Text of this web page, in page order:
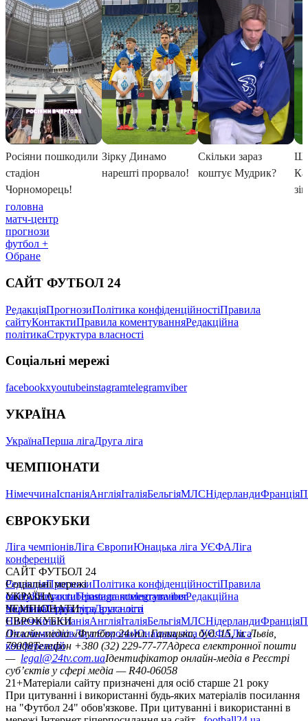
головна
матч-центр
прогнози
футбол +
Обране
САЙТ ФУТБОЛ 24
РедакціяПрогнозиПолітика конфіденційностіПравила
сайтуКонтактиПравила коментуванняРедакційна
політикаСтруктура власності
Соціальні мережі
facebookxyoutubeinstagramtelegramviber
УКРАЇНА
УкраїнаПерша лігаДруга ліга
ЧЕМПІОНАТИ
НімеччинаІспаніяАнгліяІталіяБельгіяМЛСНідерландиФранція
ЄВРОКУБКИ
Ліга чемпіонівЛіга ЄвропиЮнацька ліга УЄФАЛіга
конференцій
САЙТ ФУТБОЛ 24
РедакціяПрогнозиПолітика конфіденційностіПравила
сайтуКонтактиПравила коментуванняРедакційна
політикаСтруктура власності
Соціальні мережі
facebookxyoutubeinstagramtelegramviber
УКРАЇНА
УкраїнаПерша лігаДруга ліга
ЧЕМПІОНАТИ
НімеччинаІспаніяАнгліяІталіяБельгіяМЛСНідерландиФранція
ЄВРОКУБКИ
Ліга чемпіонівЛіга ЄвропиЮнацька ліга УЄФАЛіга
конференцій
Онлайн-медіа «Футбол 24»пл. Галицька, буд. 15, м. Львів,
79008Телефон +380 (32) 229-77-77Адреса електронної пошти
— legal@24tv.com.uaІдентифікатор онлайн-медіа в Реєстрі
суб’єктів у сфері медіа — R40-06058
21+Матеріали сайту призначені для осіб старше 21 року
При цитуванні і використанні будь-яких матеріалів посилання
на "Футбол 24" обов'язкове. При цитуванні і використанні в